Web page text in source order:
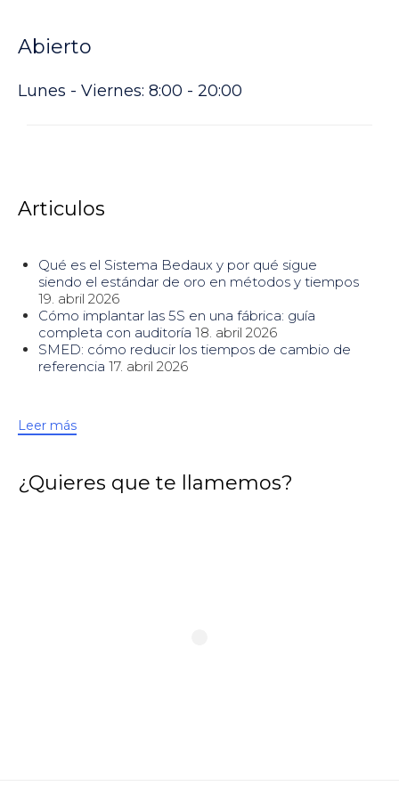
Abierto
Lunes - Viernes: 8:00 - 20:00
Articulos
Qué es el Sistema Bedaux y por qué sigue
siendo el estándar de oro en métodos y tiempos
19. abril 2026
Cómo implantar las 5S en una fábrica: guía
completa con auditoría 18. abril 2026
SMED: cómo reducir los tiempos de cambio de
referencia 17. abril 2026
Leer más
¿Quieres que te llamemos?